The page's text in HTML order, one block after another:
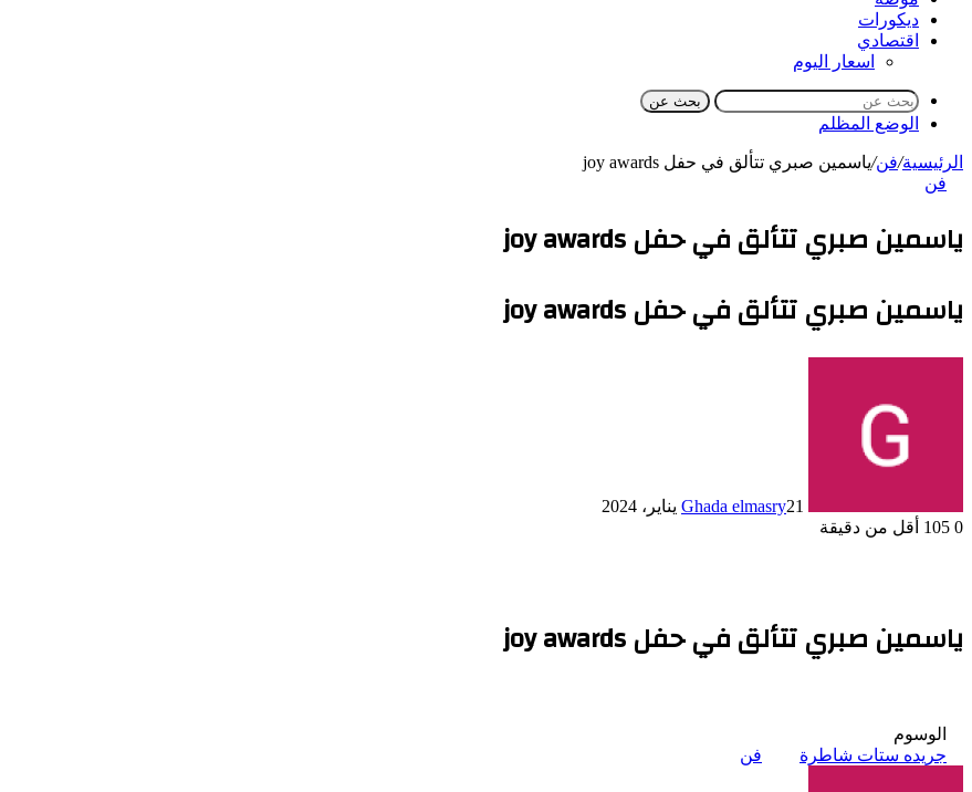
ديكورات
اقتصادي
اسعار اليوم
بحث عن
الوضع المظلم
الرئيسية/فن/ياسمين صبري تتألق في حفل joy awards
فن
ياسمين صبري تتألق في حفل joy awards
ياسمين صبري تتألق في حفل joy awards
Ghada elmasry21 يناير، 2024
0
أقل من دقيقة
ياسمين صبري تتألق في حفل joy awards
الوسوم
جريده ستات شاطرة
فن